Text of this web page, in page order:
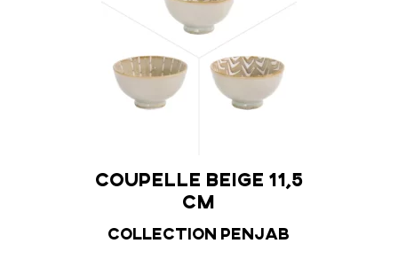
Coupelle beige 11,5
cm
Collection Penjab